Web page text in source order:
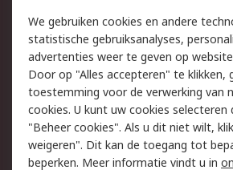
Track & Trace
Wettelijk
Cookiebeleid
Privacybeleid
Algemene
We gebruiken cookies en andere
statistische gebruiksanalyses,
advertenties weer te geven op
Door op "Alles accepteren" te klikken,
toestemming voor de verwerking van
cookies. U kunt uw cookies selecteren
"Beheer cookies". Als u dit niet wilt,
weigeren". Dit kan de toegang tot
beperken. Meer informatie vindt u in